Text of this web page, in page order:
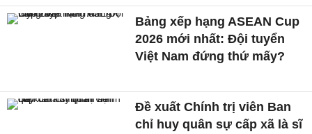
Bảng xếp hạng ASEAN Cup
2026 mới nhất: Đội tuyển
Việt Nam đứng thứ mấy?
Đề xuất Chính trị viên Ban
chỉ huy quân sự cấp xã là sĩ